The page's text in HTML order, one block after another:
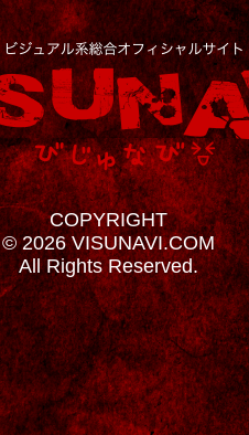
COPYRIGHT
© 2026 VISUNAVI.COM
All Rights Reserved.